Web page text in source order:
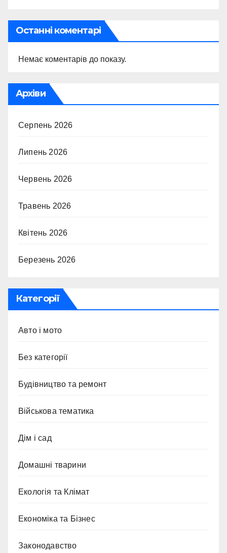
Останні коментарі
Немає коментарів до показу.
Архіви
Серпень 2026
Липень 2026
Червень 2026
Травень 2026
Квітень 2026
Березень 2026
Категорії
Авто і мото
Без категорії
Будівництво та ремонт
Військова тематика
Дім і сад
Домашні тварини
Екологія та Клімат
Економіка та Бізнес
Законодавство